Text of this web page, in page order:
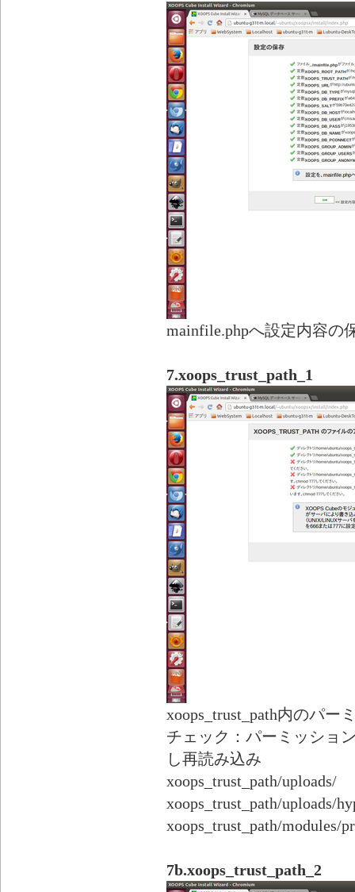
mainfile.phpへ設定内容
7.xoops_trust_path_1
xoops_trust_path内のパー
チェック：パーミッショ
し再読み込み
xoops_trust_path/uploads/
xoops_trust_path/uploads/
xoops_trust_path/modules/
7b.xoops_trust_path_2